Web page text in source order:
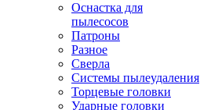
Оснастка для
пылесосов
Патроны
Разное
Сверла
Системы пылеудаления
Торцевые головки
Ударные головки